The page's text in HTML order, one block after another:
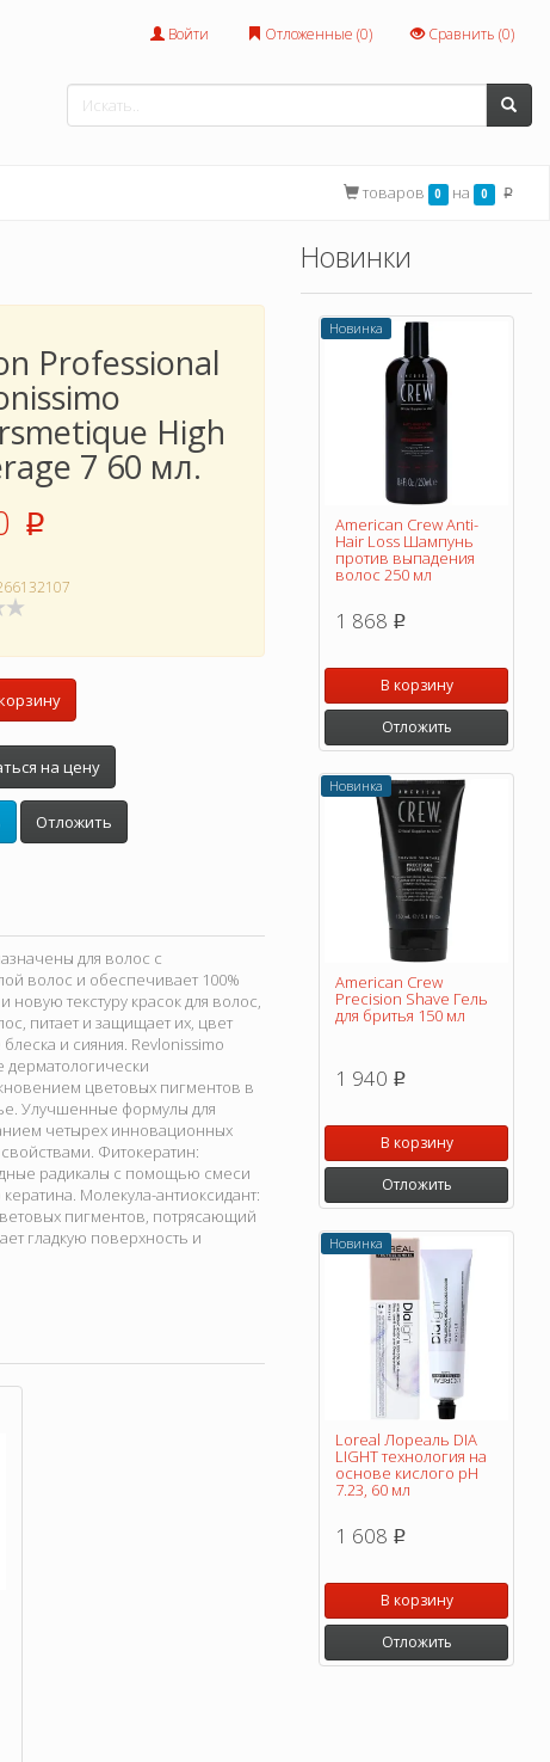
Войти Отложенные (0) Сравнить (0)
товаров 0 на 0 p
Professional
High
7 60 мл.
p
на цену
Отложить
для волос с
волос и обеспечивает 100%
текстуру красок для волос,
питает и защищает их, цвет
и сияния. Revlonissimo
дерматологически
цветовых пигментов в
Улучшенные формулы для
четырех инновационных
Фитокератин:
радикалы с помощью смеси
Молекула-антиоксидант:
пигментов, потрясающий
гладкую поверхность и
Новинки
Новинка
American Crew Anti-
Hair Loss Шампунь
против выпадения
волос 250 мл
1 868 p
В корзину
Отложить
Новинка
American Crew
Precision Shave Гель
для бритья 150 мл
1 940 p
В корзину
Отложить
Новинка
Loreal Лореаль DIA
LIGHT технология на
основе кислого pH
7.23, 60 мл
1 608 p
В корзину
Отложить